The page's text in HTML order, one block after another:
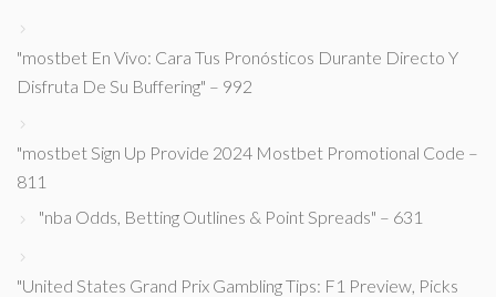
"mostbet En Vivo: Cara Tus Pronósticos Durante Directo Y
Disfruta De Su Buffering" – 992
"mostbet Sign Up Provide 2024 Mostbet Promotional Code –
811
"nba Odds, Betting Outlines & Point Spreads" – 631
"United States Grand Prix Gambling Tips: F1 Preview, Picks